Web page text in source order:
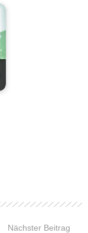
Nächster Beitrag